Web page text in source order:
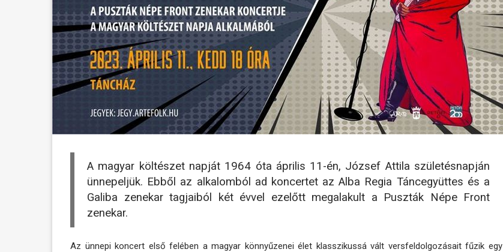
A magyar költészet napját 1964 óta április 11-én, József Attila születésnapján
ünnepeljük. Ebből az alkalomból ad koncertet az Alba Regia Táncegyüttes és a
Galiba zenekar tagjaiból két évvel ezelőtt megalakult a Puszták Népe Front
zenekar.
Az ünnepi koncert első felében a magyar könnyűzenei élet klasszikussá vált versfeldolgozásait fűzik egy